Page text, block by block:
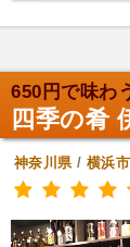
650円で味わ
四季の肴
神奈川県/ 横浜市